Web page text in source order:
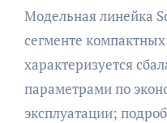
Модельная линейка Solaris рассматривается в
сегменте
характеризуется
параметрами по
эксплуатации;